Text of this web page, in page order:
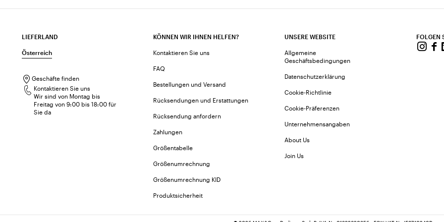
LIEFERLAND
Österreich
Geschäfte finden
Kontaktieren Sie uns
Wir sind von Montag bis
Freitag von 9:00 bis 18:00 für
Sie da
KÖNNEN WIR IHNEN HELFEN?
Kontaktieren Sie uns
FAQ
Bestellungen und Versand
Rücksendungen und Erstattungen
Rücksendung anfordern
Zahlungen
Größentabelle
Größenumrechnung
Größenumrechnung KID
Produktsicherheit
UNSERE WEBSITE
Allgemeine
Geschäftsbedingungen
Datenschutzerklärung
Cookie-Richtlinie
Cookie-Präferenzen
Unternehmensangaben
About Us
Join Us
FOLGEN